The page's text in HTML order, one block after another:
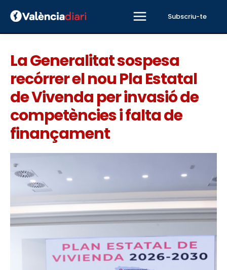
Subscriu-te
La Generalitat sospesa
recórrer el nou Pla Estatal
de Vivenda per invasió de
competències i falta de
finançament